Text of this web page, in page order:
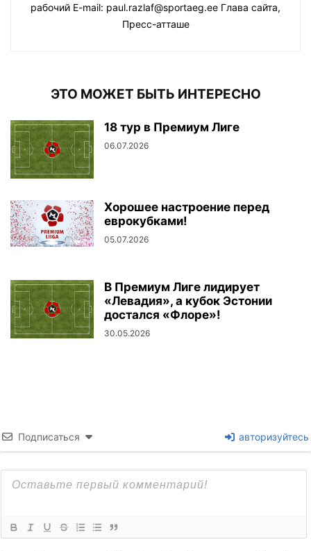
рабочий E-mail: paul.razlaf@sportaeg.ee Глава сайта,
Пресс-атташе
ЭТО МОЖЕТ БЫТЬ ИНТЕРЕСНО
18 тур в Премиум Лиге
06.07.2026
Хорошее настроение перед
еврокубками!
05.07.2026
В Премиум Лиге лидирует
«Левадия», а кубок Эстонии
достался «Флоре»!
30.05.2026
Подписаться авторизуйтесь